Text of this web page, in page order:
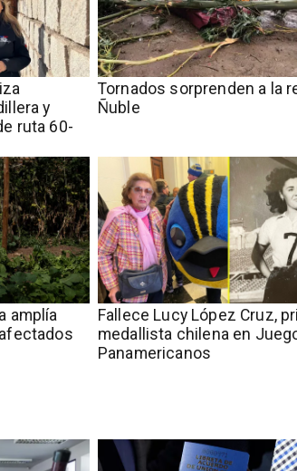
y
ruta 60-
Tornados sorprenden a la
Ñuble
amplía
Fallece Lucy López Cruz,
medallista chilena en
Panamericanos